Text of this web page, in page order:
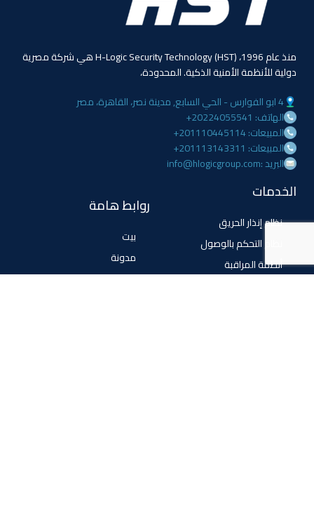
منذ عام 1996، (HST) H-Logic Security Technology هي شركة مصرية
دولية للأنظمة الأمنية الذكية. المحدودة،
4 ابو الفوارس - الحي السابع, مدينة نصر، القاهرة، مصر
الهاتف: 20224055541+
المبيعات: 201110445114+
المبيعات: 201113143311+
البريد :info@hlogicgroup.com
الخدمات
نظام إنذار الحريق
نظام التحكم بالوصول
أنظمة المراقبة
روابط هامة
بيت
مدونة
معلومات عنا